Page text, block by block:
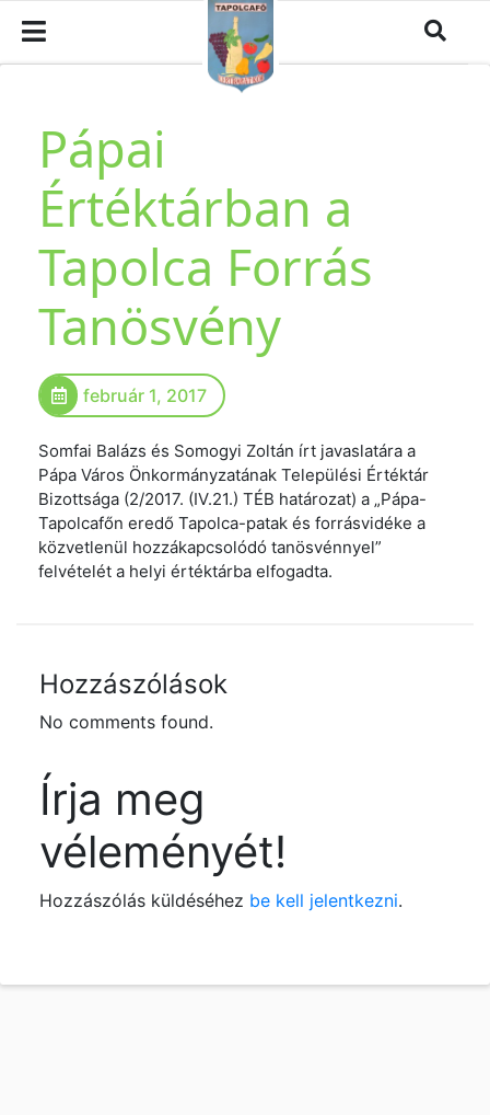
Pápai
Értéktárban a
Tapolca Forrás
Tanösvény
február 1, 2017
Somfai Balázs és Somogyi Zoltán írt javaslatára a
Pápa Város Önkormányzatának Települési Értéktár
Bizottsága (2/2017. (IV.21.) TÉB határozat) a „Pápa-
Tapolcafőn eredő Tapolca-patak és forrásvidéke a
közvetlenül hozzákapcsolódó tanösvénnyel”
felvételét a helyi értéktárba elfogadta.
Hozzászólások
No comments found.
Írja meg
véleményét!
Hozzászólás küldéséhez be kell jelentkezni.